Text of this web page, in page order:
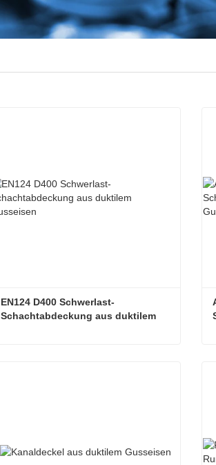
EN124 D400 Schwerlast-
Schachtabdeckung aus duktilem